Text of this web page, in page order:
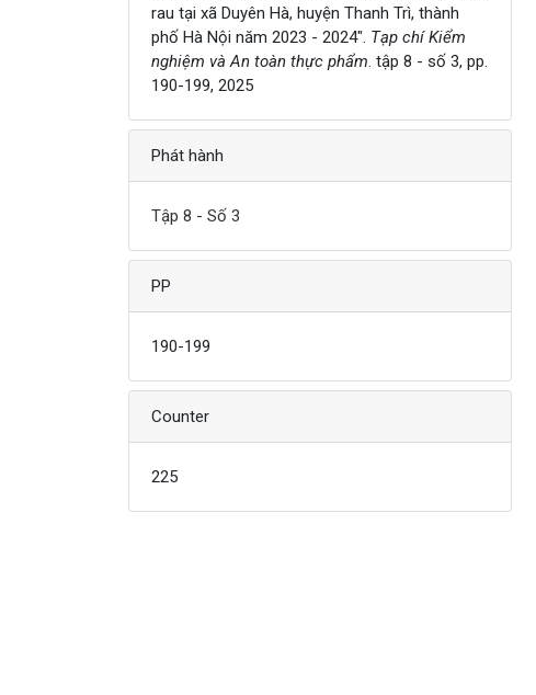
rau tại xã Duyên Hà, huyện Thanh Trì, thành
phố Hà Nội năm 2023 - 2024". Tạp chí Kiểm
nghiệm và An toàn thực phẩm. tập 8 - số 3, pp.
190-199, 2025
Phát hành
Tập 8 - Số 3
PP
190-199
Counter
225